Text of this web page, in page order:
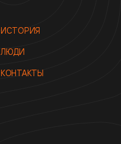
ИСТОРИЯ
ЛЮДИ
КОНТАКТЫ